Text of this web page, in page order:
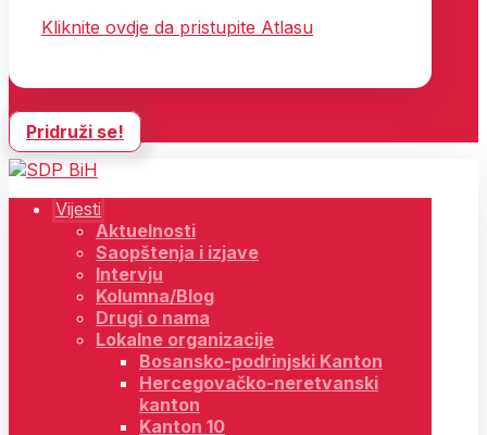
Kliknite ovdje da pristupite Atlasu
Pridruži se!
Vijesti
Aktuelnosti
Saopštenja i izjave
Intervju
Kolumna/Blog
Drugi o nama
Lokalne organizacije
Bosansko-podrinjski Kanton
Hercegovačko-neretvanski
kanton
Kanton 10